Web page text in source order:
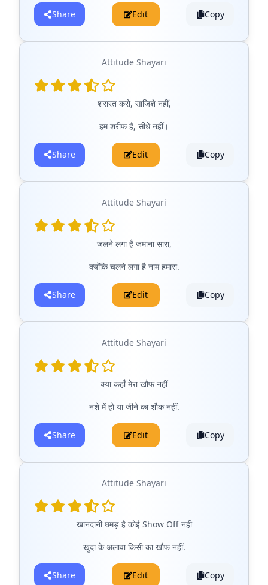
Share Edit Copy
Attitude Shayari
शरारत करो, साजिशे नहीं,
हम शरीफ है, सीधे नहीं।
Share Edit Copy
Attitude Shayari
जलने लगा है जमाना सारा,
क्योंकि चलने लगा है नाम हमारा.
Share Edit Copy
Attitude Shayari
क्या कहाँ मेरा खौफ नहीं
नशे में हो या जीने का शौक नहीं.
Share Edit Copy
Attitude Shayari
खानदानी घमड़ है कोई Show Off नही
खुदा के अलावा किसी का खौफ नहीं.
Share Edit Copy